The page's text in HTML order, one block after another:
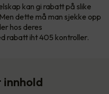
kan gi rabatt på slike
dette må man sjekke opp
hos deres
rabatt iht 405 kontroller.